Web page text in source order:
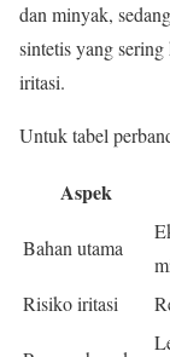
dan minyak,
sintetis yang
iritasi.
Untuk tabel
Aspek
Bahan utama
Risiko iritasi